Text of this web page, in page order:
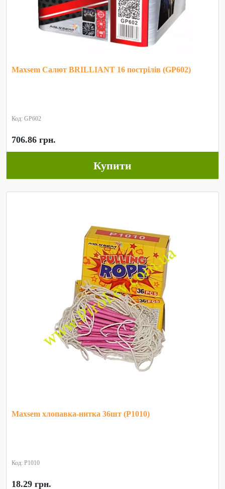
Maxsem Салют BRILLIANT 16 пострілів (GP602)
Код: GP602
706.86 грн.
Купити
Maxsem хлопавка-нитка 36шт (P1010)
Код: P1010
18.29 грн.